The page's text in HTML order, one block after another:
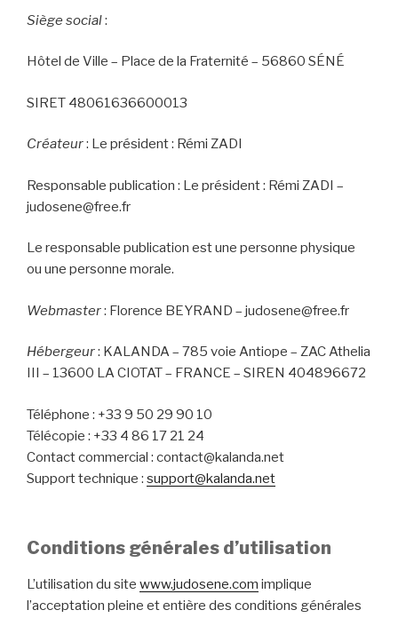
Siège social:
Hôtel de Ville – Place de la Fraternité – 56860 SÉNÉ
SIRET 48061636600013
Créateur: Le président : Rémi ZADI
Responsable publication : Le président : Rémi ZADI –
judosene@free.fr
Le responsable publication est une personne physique
ou une personne morale.
Webmaster: Florence BEYRAND – judosene@free.fr
Hébergeur: KALANDA – 785 voie Antiope – ZAC Athelia
III – 13600 LA CIOTAT – FRANCE – SIREN 404896672
Téléphone : +33 9 50 29 90 10
Télécopie : +33 4 86 17 21 24
Contact commercial : contact@kalanda.net
Support technique : support@kalanda.net
Conditions générales d’utilisation
L’utilisation du site www.judosene.com implique
l’acceptation pleine et entière des conditions générales